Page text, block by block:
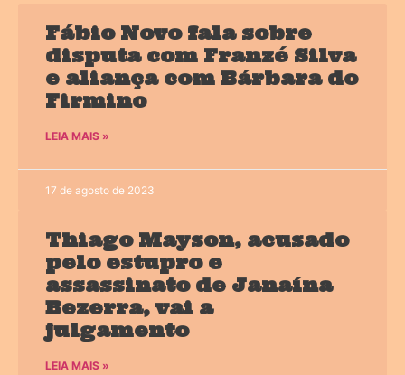
Fábio Novo fala sobre
disputa com Franzé Silva
e aliança com Bárbara do
Firmino
LEIA MAIS »
17 de agosto de 2023
Thiago Mayson, acusado
pelo estupro e
assassinato de Janaína
Bezerra, vai a
julgamento
LEIA MAIS »